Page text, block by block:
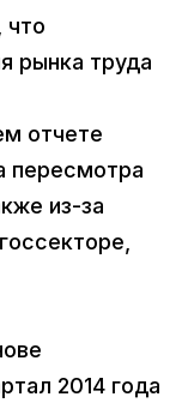
что
рынка труда
отчете
пересмотра
из-за
2014 года